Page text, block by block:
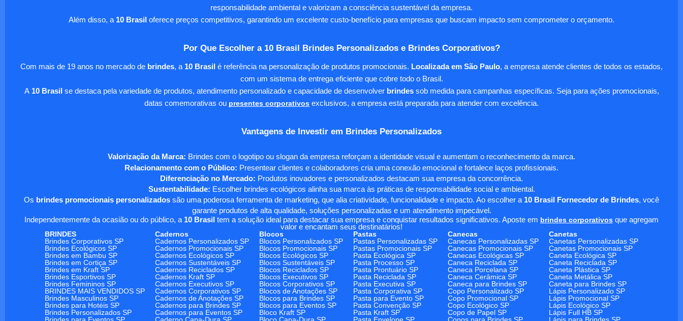
responsabilidade ambiental e valorizam a consciência sustentável da empresa.
Além disso, a 10 Brasil oferece preços competitivos, garantindo um excelente custo-benefício para empresas que buscam impacto sem comprometer o orçamento.
Por Que Escolher a 10 Brasil Brindes Personalizados e Brindes Corporativos?
Com mais de 19 anos no mercado de brindes, a 10 Brasil é referência na personalização de produtos promocionais. Localizada em São Paulo, a empresa atende clientes de todos os estados,
com um sistema de entrega eficiente que cobre todo o Brasil.
A10 Brasilse destaca pela variedade de produtos, atendimento personalizado e capacidade de desenvolver brindessob medida para campanhas específicas. Seja para ações promocionais,
datas comemorativas ou presentes corporativos exclusivos, a empresa está preparada para atender com excelência.
Vantagens de Investir em Brindes Personalizados
Valorização da Marca: Brindes com o logotipo ou slogan da empresa reforçam a identidade visual e aumentam o reconhecimento da marca.
Relacionamento com o Público: Presentear clientes e colaboradores cria uma conexão emocional e fortalece laços profissionais.
Diferenciação no Mercado: Produtos inovadores e personalizados destacam sua empresa da concorrência.
Sustentabilidade: Escolher brindes ecológicos alinha sua marca às práticas de responsabilidade social e ambiental.
Os brindes promocionais personalizados são uma poderosa ferramenta de marketing, que alia criatividade, funcionalidade e impacto. Ao escolher a 10 Brasil Fornecedor de Brindes, você
garante produtos de alta qualidade, soluções personalizadas e um atendimento impecável.
Independentemente da ocasião ou do público, a 10 Brasil tem a solução ideal para destacar sua empresa e conquistar resultados significativos. Aposte em brindes corporativos que agregam
valor e encantam seus destinatários!
BRINDES
Cadernos Blocos Pastas Canecas
Canetas
Brindes Corporativos SP
Cadernos Personalizados SP Blocos Personalizados SP Pastas Personalizadas SP Canecas Personalizadas SP
Canetas Personalizadas SP
Brindes Ecológicos SP
Cadernos Promocionais SP Blocos Promocionais SP Pastas Promocionais SP Canecas Promocionais SP
Canetas Promocionais SP
Brindes em Bambu SP
Cadernos Ecológicos SP Blocos Ecológicos SP Pasta Ecológica SP Canecas Ecológicas SP
Caneta Ecológica SP
Brindes em Cortiça SP
Cadernos Sustentáveis SP Blocos Sustentáveis SP Pasta Processo SP Caneca Reciclada SP
Caneta Reciclada SP
Brindes em Kraft SP
Cadernos Reciclados SP Blocos Reciclados SP Pasta Prontuário SP Caneca Porcelana SP
Caneta Plástica SP
Brindes Esportivos SP
Cadernos Kraft SP Blocos Executivos SP Pasta Reciclada SP Caneca Cerâmica SP
Caneta Metálica SP
Brindes Femininos SP
Cadernos Executivos SP Blocos Corporativos SP Pasta Executiva SP Caneca para Brindes SP
Caneta para Brindes SP
BRINDES MAIS VENDIDOS SP
Cadernos Corporativos SP Blocos de Anotações SP Pasta Corporativa SP Copo Personalizado SP
Lápis Personalizado SP
Brindes Masculinos SP
Cadernos de Anotações SP Blocos para Brindes SP Pasta para Evento SP Copo Promocional SP
Lápis Promocional SP
Brindes para Hotéis SP
Cadernos para Brindes SP Blocos para Eventos SP Pasta Convenção SP Copo Ecológico SP
Lápis Ecológico SP
Brindes Personalizados SP
Cadernos para Eventos SP Bloco Kraft SP Pasta Kraft SP Copo de Papel SP
Lápis Full HB SP